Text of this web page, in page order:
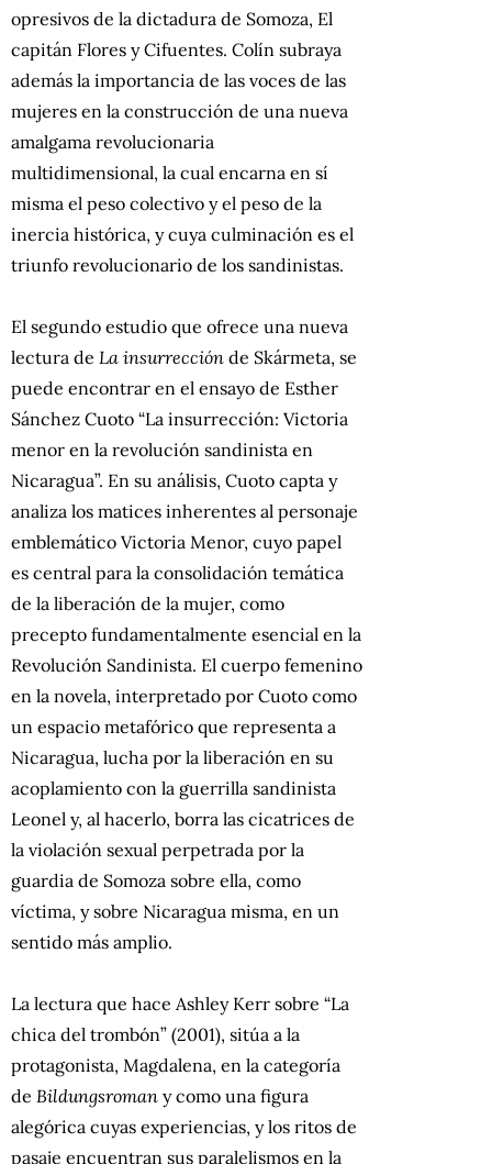
opresivos de la dictadura de Somoza, El
capitán Flores y Cifuentes. Colín subraya
además la importancia de las voces de las
mujeres en la construcción de una nueva
amalgama revolucionaria
multidimensional, la cual encarna en sí
misma el peso colectivo y el peso de la
inercia histórica, y cuya culminación es el
triunfo revolucionario de los sandinistas.
El segundo estudio que ofrece una nueva
lectura de La insurrección de Skármeta, se
puede encontrar en el ensayo de Esther
Sánchez Cuoto “La insurrección: Victoria
menor en la revolución sandinista en
Nicaragua”. En su análisis, Cuoto capta y
analiza los matices inherentes al personaje
emblemático Victoria Menor, cuyo papel
es central para la consolidación temática
de la liberación de la mujer, como
precepto fundamentalmente esencial en la
Revolución Sandinista. El cuerpo femenino
en la novela, interpretado por Cuoto como
un espacio metafórico que representa a
Nicaragua, lucha por la liberación en su
acoplamiento con la guerrilla sandinista
Leonel y, al hacerlo, borra las cicatrices de
la violación sexual perpetrada por la
guardia de Somoza sobre ella, como
víctima, y sobre Nicaragua misma, en un
sentido más amplio.
La lectura que hace Ashley Kerr sobre “La
chica del trombón” (2001), sitúa a la
protagonista, Magdalena, en la categoría
de Bildungsroman y como una figura
alegórica cuyas experiencias, y los ritos de
pasaje encuentran sus paralelismos en la